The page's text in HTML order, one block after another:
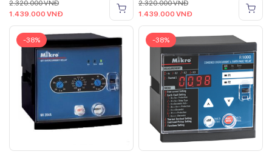
2.320.000VNĐ
1.439.000 VNĐ
2.320.000VNĐ
1.439.000 VNĐ
-38% -38%